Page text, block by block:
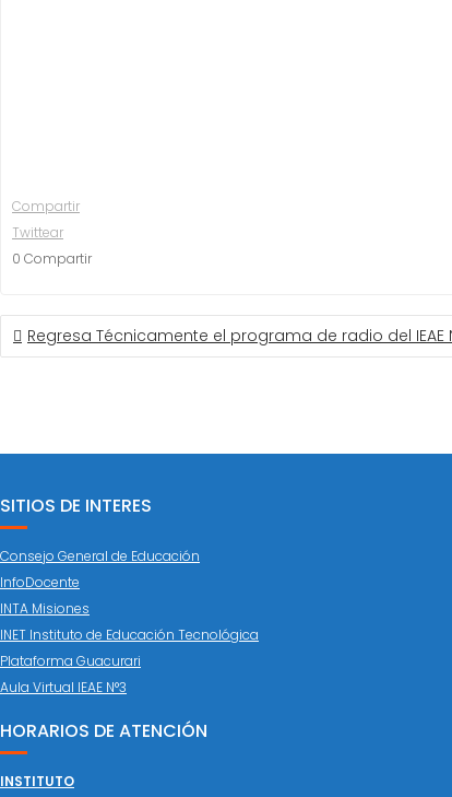
Compartir
Twittear
0 Compartir
NAVEGACIÓN
DE
Regresa Técnicamente el programa de radio del IEAE
SITIOS DE INTERES
Consejo General de Educación
InfoDocente
INTA Misiones
INET Instituto de Educación Tecnológica
Plataforma Guacurari
Aula Virtual IEAE N°3
HORARIOS DE ATENCIÓN
INSTITUTO